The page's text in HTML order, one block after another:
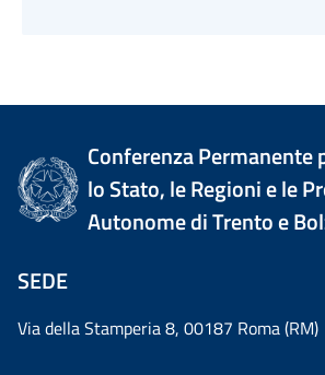
Conferenza
lo Stato, le Regioni e le
Autonome di Trento e
SEDE
Via della Stamperia 8, 00187 Roma (RM)